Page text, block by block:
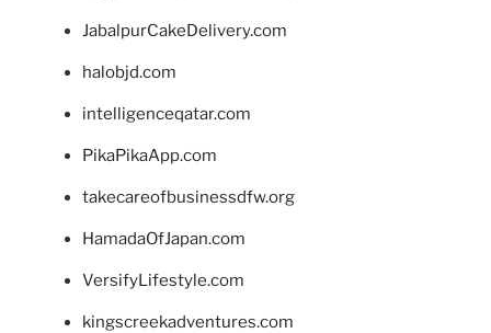
JabalpurCakeDelivery.com
halobjd.com
intelligenceqatar.com
PikaPikaApp.com
takecareofbusinessdfw.org
HamadaOfJapan.com
VersifyLifestyle.com
kingscreekadventures.com